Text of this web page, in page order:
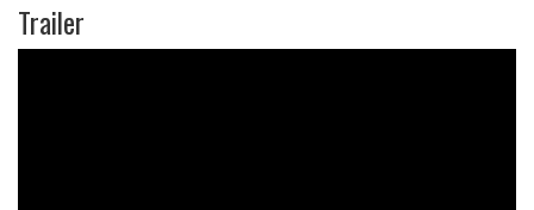
Trailer